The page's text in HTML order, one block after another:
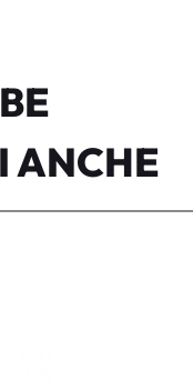
ANCHE